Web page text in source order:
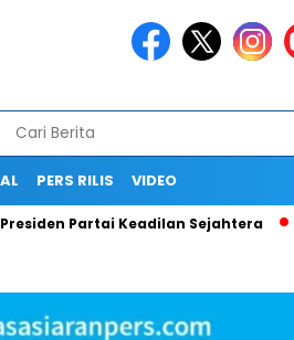
PERS RILIS VIDEO
Partai Keadilan Sejahtera